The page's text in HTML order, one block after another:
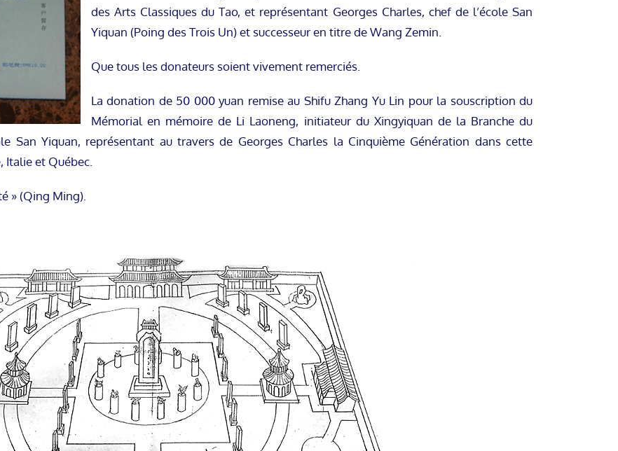
des Arts Classiques du Tao, et représentant Georges Charles, chef de l’école San
Yiquan (Poing des Trois Un) et successeur en titre de Wang Zemin.
Que tous les donateurs soient vivement remerciés.
La donation de 50 000 yuan remise au Shifu Zhang Yu Lin pour la souscription du
Mémorial en mémoire de Li Laoneng, initiateur du Xingyiquan de la Branche du
San Yiquan, représentant au travers de Georges Charles la Cinquième Génération dans cette
Italie et Québec.
» (Qing Ming).